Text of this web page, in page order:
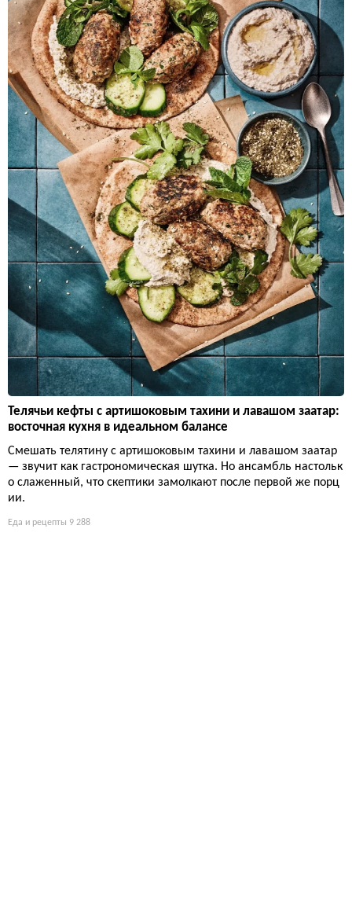
Телячьи кефты с артишоковым тахини и лавашом заатар:
восточная кухня в идеальном балансе
Смешать телятину с артишоковым тахини и лавашом заатар
— звучит как гастрономическая шутка. Но ансамбль настольк
о слаженный, что скептики замолкают после первой же порц
ии.
Еда и рецепты 9 288